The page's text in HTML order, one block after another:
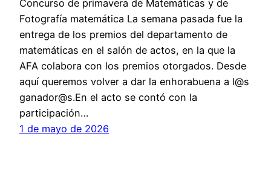
Concurso de primavera de Matemáticas y de
Fotografía matemática La semana pasada fue la
entrega de los premios del departamento de
matemáticas en el salón de actos, en la que la
AFA colabora con los premios otorgados. Desde
aquí queremos volver a dar la enhorabuena a l@s
ganador@s.En el acto se contó con la
participación…
1 de mayo de 2026